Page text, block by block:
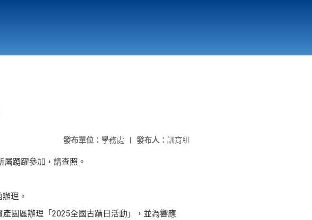
發布人： 訓育組
發布單位： 學務處 |
踴躍參加，請查照。
理。
園區辦理「2025全國古蹟日活動」，並為響應